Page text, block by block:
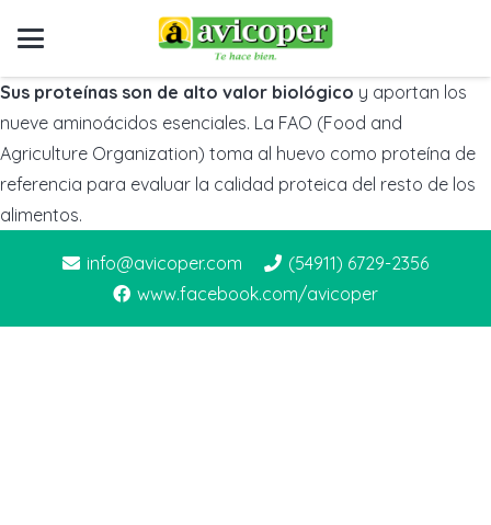
Sus proteínas son de alto valor biológico y aportan los
nueve aminoácidos esenciales. La FAO (Food and
Agriculture Organization) toma al huevo como proteína de
referencia para evaluar la calidad proteica del resto de los
alimentos.
info@avicoper.com
(54911) 6729-2356
www.facebook.com/avicoper